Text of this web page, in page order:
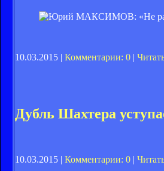
10.03.2015 | Комментарии: 0 |
Дубль Шахтера
10.03.2015 | Комментарии: 0 |